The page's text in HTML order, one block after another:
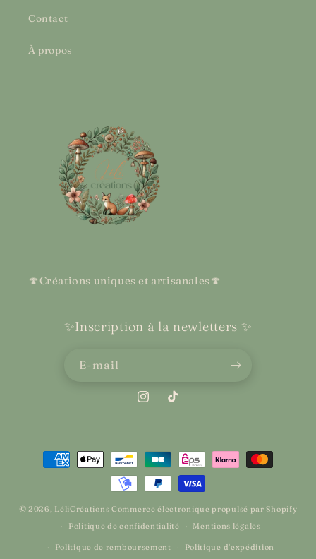
Contact
À propos
🍄Créations uniques et artisanales🍄
✨Inscription à la newletters ✨
E-mail
InstagramTikTok
Moyens
© 2026, LéliCréations Commerce électronique propulsé par Shopify
Politique de confidentialité
Mentions légales
Politique de remboursement Politique d’expédition